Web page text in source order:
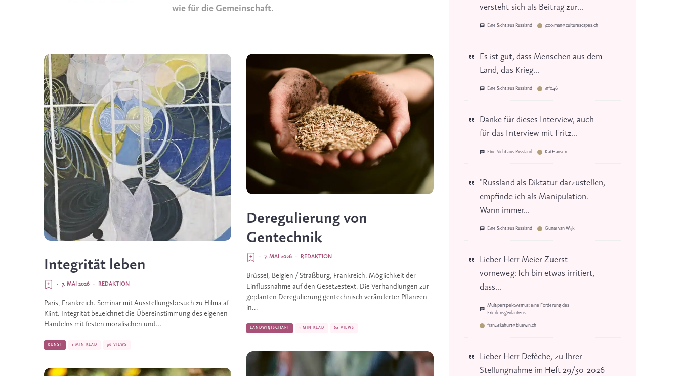
wie für die Gemeinschaft.
Integrität leben
REDAKTION
·
7. MAI 2026
·
Paris, Frankreich. Seminar mit Ausstellungsbesuch zu Hilma af
Klint. Integrität bezeichnet die Übereinstimmung des eigenen
Handelns mit festen moralischen und...
KUNST 1 MIN READ 96 VIEWS
Deregulierung von
Gentechnik
REDAKTION
·
7. MAI 2026
·
Brüssel, Belgien / Straßburg, Frankreich. Möglichkeit der
Einflussnahme auf den Gesetzestext. Die Verhandlungen zur
geplanten Deregulierung gentechnisch veränderter Pflanzen
in...
LANDWIRTSCHAFT 1 MIN READ 62 VIEWS
versteht sich als Beitrag zur...
Eine Sicht aus Russland jcooiman@culturescapes.ch
Es ist gut, dass Menschen aus dem
Land, das Krieg...
Eine Sicht aus Russland info46
Danke für dieses Interview, auch
für das Interview mit Fritz...
Eine Sicht aus Russland Kai Hansen
"Russland als Diktatur darzustellen,
empfinde ich als Manipulation.
Wann immer...
Eine Sicht aus Russland Gunar van Wijk
Lieber Herr Meier Zuerst
vorneweg: Ich bin etwas irritiert,
dass...
Multiperspektivismus: eine Forderung des
Friedensgedankens
franziskahurt@bluewin.ch
Lieber Herr Defèche, zu Ihrer
Stellungnahme im Heft 29/30-2026